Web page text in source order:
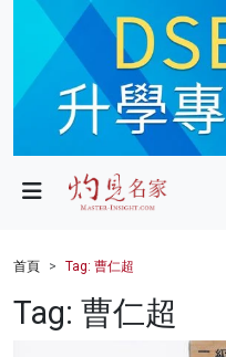
政局
財經
首頁 Tag: 曹仁超
Tag: 曹仁超